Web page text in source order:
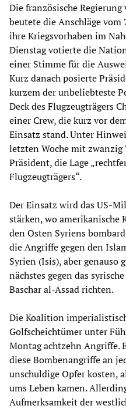
Die französische
beutete die Anschläge vom
ihre Kriegsvorhaben im
Dienstag votierte die
einer Stimme für die
Kurz danach posierte
kurzem der unbeliebteste
Deck des Flugzeugträgers
einer Crew, die kurz vor
Einsatz stand. Unter
letzten Woche mit
Präsident, die Lage
Flugzeugträgers“.
Der Einsatz wird das US-
stärken, wo amerikanische
den Osten Syriens
die Angriffe gegen den
Syrien (Isis), aber genauso
nächstes gegen das
Baschar al-Assad richten.
Die Koalition
Golfscheichtümer unter
Montag achtzehn Angriffe.
diese Bombenangriffe an
unschuldige Opfer kosten,
ums Leben kamen.
Aufmerksamkeit der